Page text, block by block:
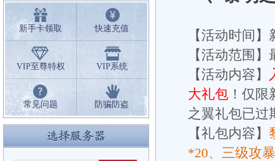
新手卡领取 快速充值
VIP至尊特权 VIP系统
常见问题 防骗防盗
【活动时间
【活动范围】
【活动内容】
大礼包 ！仅
之翼礼包已过
【礼包内容】
*20、三级攻